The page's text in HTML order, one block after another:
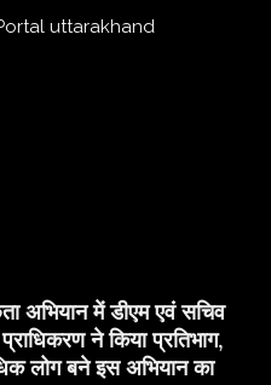
uttarakhand
अभियान में डीएम एवं सचिव
ने किया प्रतिभाग,
लोग बने इस अभियान का